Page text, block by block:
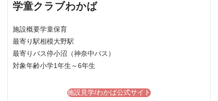
学童クラブわかば
施設概要学童保育
最寄り駅相模大野駅
最寄りバス停小沼（神奈中バス）
対象年齢小学1年生～6年生
施設見学/わかば公式サイト